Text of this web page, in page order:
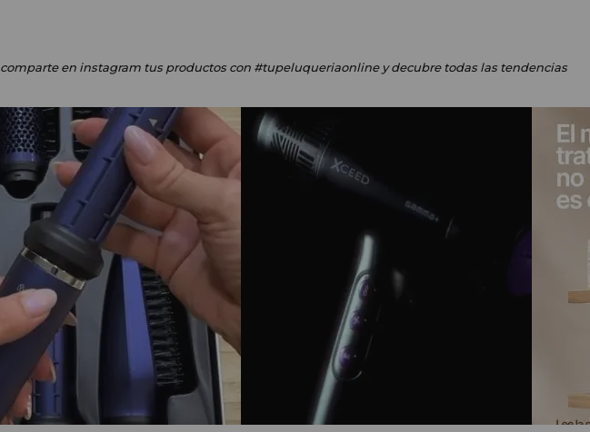
comparte en instagram tus productoscon #tupeluqueriaonliney decubre todas las tendencias